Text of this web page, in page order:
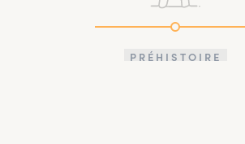
PRÉHISTOIRE